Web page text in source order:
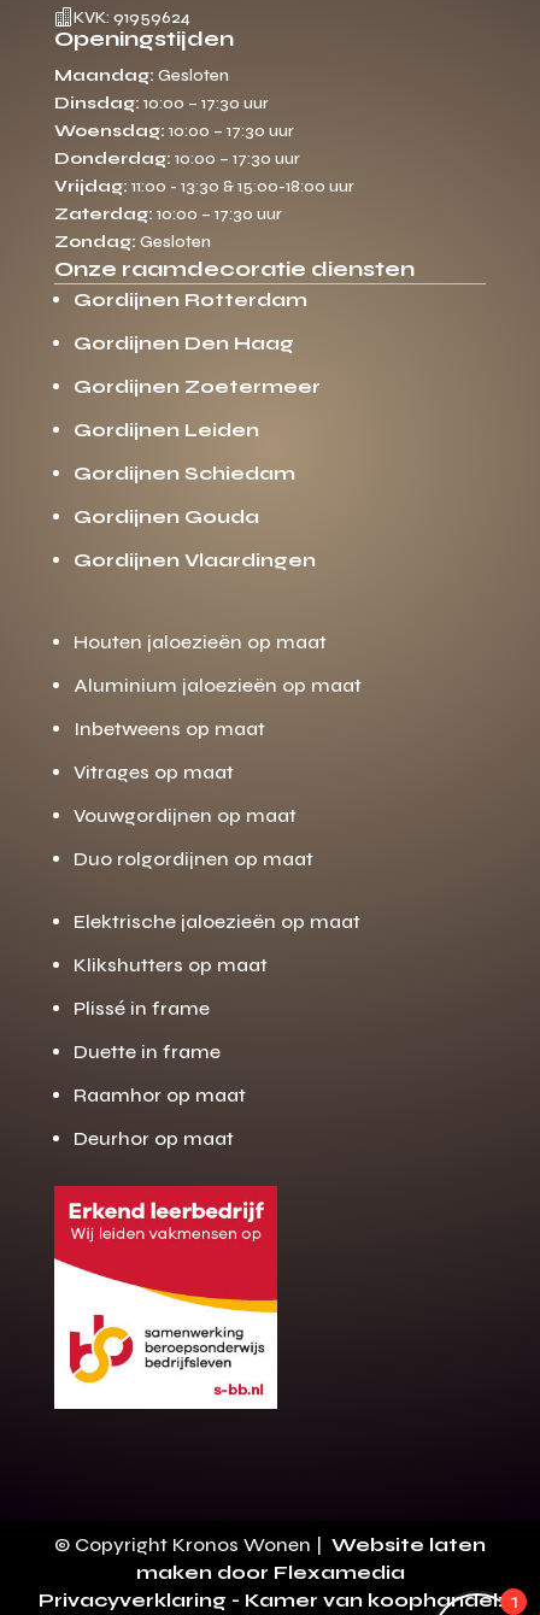
Gratis offerte
op maat?
Binnen 24 uur jouw gratis offerte
10 jaar garantie op de montage
100+ stoffen
 KVK: 91959624
Openingstijden
Maandag: Gesloten
Dinsdag: 10:00 – 17:30 uur
Woensdag: 10:00 – 17:30 uur
Donderdag: 10:00 – 17:30 uur
Vrijdag: 11:00 - 13:30 & 15:00-18:00 uur
Zaterdag: 10:00 – 17:30 uur
Zondag: Gesloten
Onze raamdecoratie diensten
Gordijnen Rotterdam
Gordijnen Den Haag
Gordijnen Zoetermeer
Gordijnen Leiden
Gordijnen Schiedam
Gordijnen Gouda
Gordijnen Vlaardingen
Houten jaloezieën op maat
Aluminium jaloezieën op maat
Inbetweens op maat
Vitrages op maat
Vouwgordijnen op maat
Duo rolgordijnen op maat
Elektrische jaloezieën op maat
Klikshutters op maat
Plissé in frame
Duette in frame
Raamhor op maat
Deurhor op maat
1
© Copyright Kronos Wonen | Website laten
maken door Flexamedia
Privacyverklaring - Kamer van koophandel: